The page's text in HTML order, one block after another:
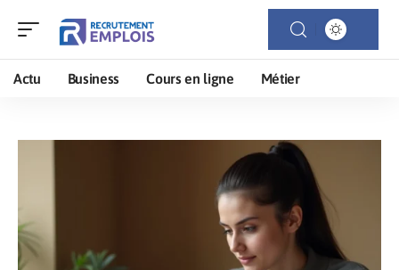
Actu Business Cours en ligne Métier